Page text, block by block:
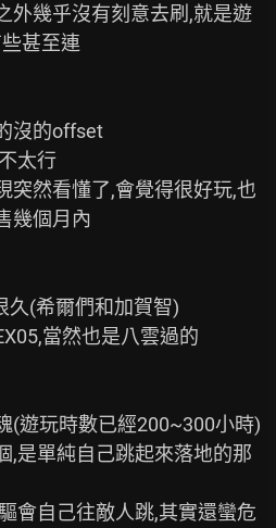
外幾乎沒有刻意去刷,就是遊
甚至連
沒的offset
太行
突然看懂了,會覺得很好玩,也
幾個月內
久(希爾們和加賀智)
當然也是八雲過的
(遊玩時數已經200~300小時)
,是單純自己跳起來落地的那
會自己往敵人跳,其實還蠻危